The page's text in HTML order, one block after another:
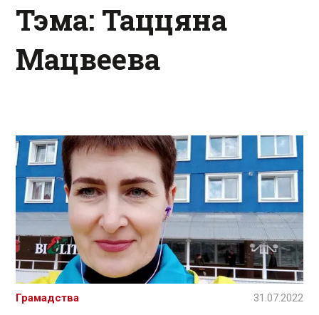
Тэма: Таццяна
Мацвеева
Грамадства 31.07.2022